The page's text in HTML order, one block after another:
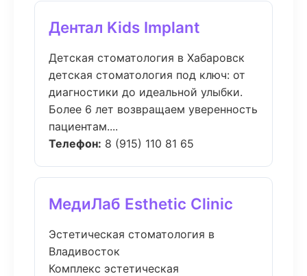
Дентал Kids Implant
Детская стоматология в Хабаровск
детская стоматология под ключ: от
диагностики до идеальной улыбки.
Более 6 лет возвращаем уверенность
пациентам....
Телефон: 8 (915) 110 81 65
МедиЛаб Esthetic Clinic
Эстетическая стоматология в
Владивосток
Комплекс эстетическая